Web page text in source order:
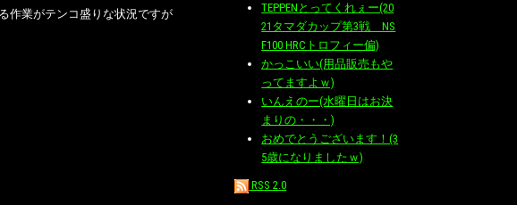
作業がテンコ盛りな状況ですが
TEPPENとってくれぇー(20
21タマダカップ第3戦 NS
F100 HRCトロフィー偏)
かっこいい(用品販売もや
ってますよｗ)
いんえのー(水曜日はお決
まりの・・・)
おめでとうございます！(3
5歳になりましたｗ)
RSS 2.0